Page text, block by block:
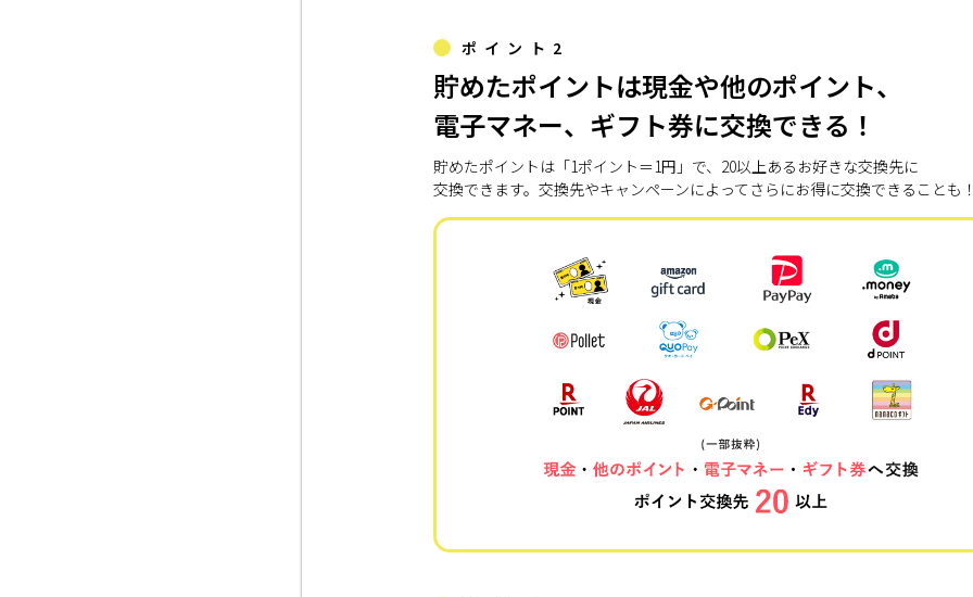
ポイント2
貯めたポイントは現金や他のポイント、
電子マネー、ギフト券に交換できる！
貯めたポイントは「1ポイント＝1円」で、20以上あるお好きな交換先に
交換できます。交換先やキャンペーンによってさらにお得に交換できることも